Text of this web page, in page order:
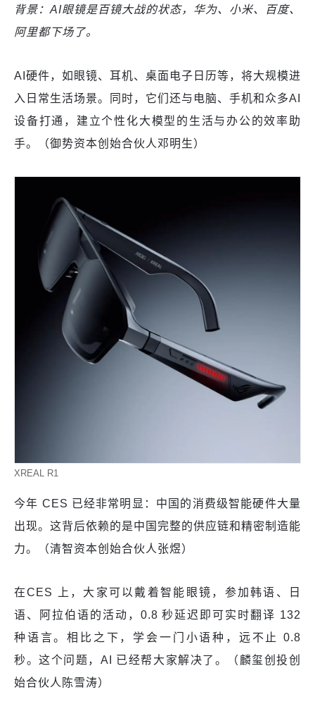
背景：AI眼镜是百镜大战的状态，华为、小米、百度、
阿里都下场了。
AI硬件，如眼镜、耳机、桌面电子日历等，将大规模进
入日常生活场景。同时，它们还与电脑、手机和众多AI
设备打通，建立个性化大模型的生活与办公的效率助
手。（御势资本创始合伙人邓明生）
XREAL R1
今年 CES 已经非常明显：中国的消费级智能硬件大量
出现。这背后依赖的是中国完整的供应链和精密制造能
力。（清智资本创始合伙人张煜）
在CES 上，大家可以戴着智能眼镜，参加韩语、日
语、阿拉伯语的活动，0.8 秒延迟即可实时翻译 132
种语言。相比之下，学会一门小语种，远不止 0.8
秒。这个问题，AI 已经帮大家解决了。（麟玺创投创
始合伙人陈雪涛）